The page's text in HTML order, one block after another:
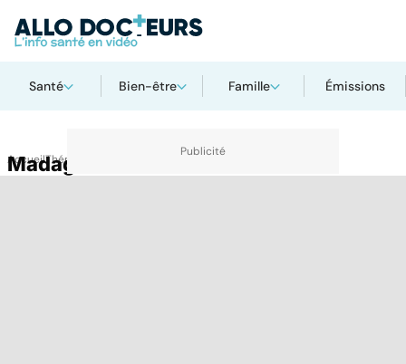
Santé Bien-être Famille Émissions
AccueilThématiques
Madagascar